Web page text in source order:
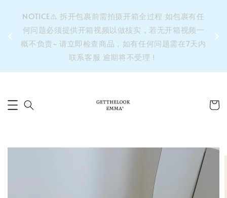
⚠️
NOTICE⚠️ 拆开包裹前需拍摄开箱全过程 如包裹有任
何问题必须提供开箱视频以做核实，若无开箱视频一
概不负责~ 请立即检查商品，如有任何问题需在7天内
联系客服 逾期将不受理！